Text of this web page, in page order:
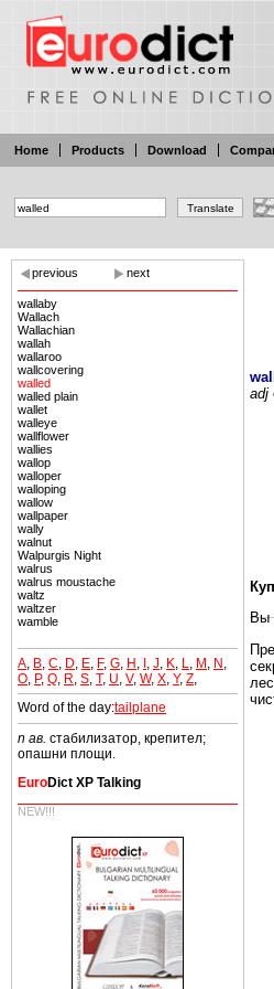
Home Products Download
previous next
wallaby
Wallach
Wallachian
wallah
wallaroo
wallcovering
walled
walled plain
wallet
walleye
wallflower
wallies
wallop
walloper
walloping
wallow
wallpaper
wally
walnut
Walpurgis Night
walrus
walrus moustache
waltz
waltzer
wamble
A B C D E F, G H I J K L M N
O P, Q R S T, U V, W, X Y, Z
Word of the day:tailplane
n ав. стабилизатор, крепител;
опашни площи.
EuroDict XP Talking
NEW!!!
adj
Вы